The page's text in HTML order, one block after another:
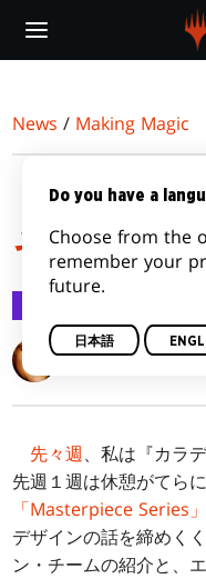
main
News / Making Magic
『カラ
その２
Mark Rosewater
先々週、私は『カラ
先週１週は休憩がてらに
「Masterpiece Series
デザインの話を締めく
ン・チームの紹介と、
Do you have a
Choose from the
remember your
future.
日本語